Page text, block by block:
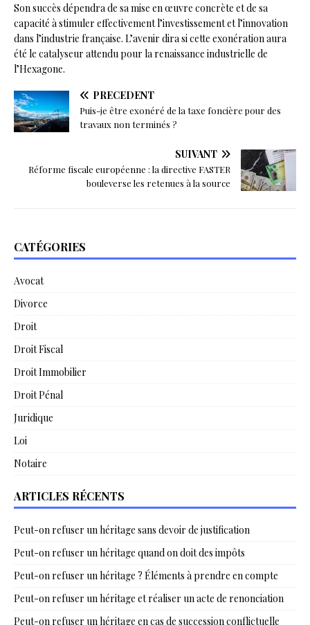
Son succès dépendra de sa mise en œuvre concrète et de sa
capacité à stimuler effectivement l’investissement et l’innovation
dans l’industrie française. L’avenir dira si cette exonération aura
été le catalyseur attendu pour la renaissance industrielle de
l’Hexagone.
PRÉCÉDENT
Puis-je être exonéré de la taxe foncière pour des
travaux non terminés ?
SUIVANT
Réforme fiscale européenne : la directive FASTER
bouleverse les retenues à la source
CATÉGORIES
Avocat
Divorce
Droit
Droit Fiscal
Droit Immobilier
Droit Pénal
Juridique
Loi
Notaire
ARTICLES RÉCENTS
Peut-on refuser un héritage sans devoir de justification
Peut-on refuser un héritage quand on doit des impôts
Peut-on refuser un héritage ? Éléments à prendre en compte
Peut-on refuser un héritage et réaliser un acte de renonciation
Peut-on refuser un héritage en cas de succession conflictuelle